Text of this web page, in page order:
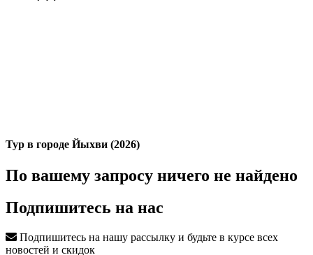
Тур в городе Йыхви (2026)
По вашему запросу ничего не найдено
Подпишитесь на нас
Подпишитесь на нашу рассылку и будьте в курсе всех
новостей и скидок